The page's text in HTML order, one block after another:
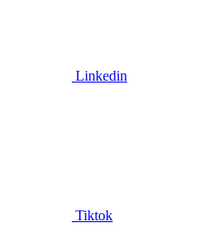
Linkedin
Tiktok